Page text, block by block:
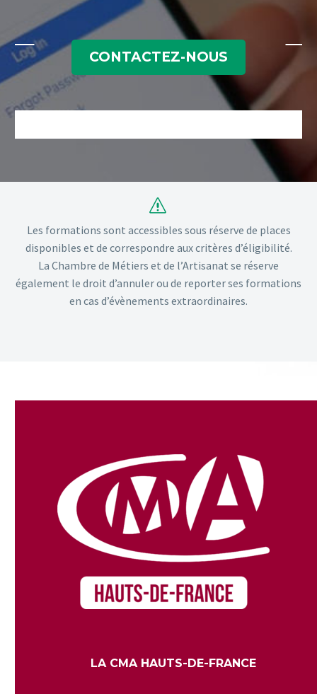
CONTACTEZ-NOUS
s
s
Les formations sont accessibles sous réserve de places
disponibles et de correspondre aux critères d’éligibilité.
La Chambre de Métiers et de l’Artisanat se réserve
également le droit d’annuler ou de reporter ses formations
en cas d’évènements extraordinaires.
LA CMA HAUTS-DE-FRANCE